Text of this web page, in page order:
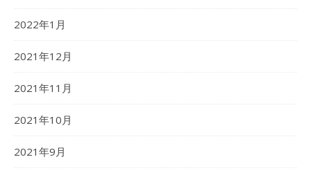
2022年1月
2021年12月
2021年11月
2021年10月
2021年9月